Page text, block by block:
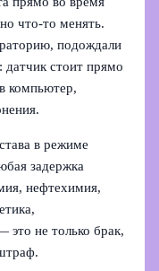
что‑то менять.
подождали
датчик стоит прямо
компьютер,
в режиме
задержка
нефтехимия,
это не только брак,